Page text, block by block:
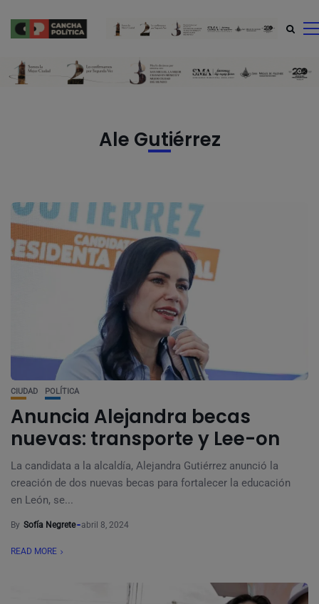
Ale Gutiérrez
CIUDAD POLÍTICA
Anuncia Alejandra becas
nuevas: transporte y Lee-on
La candidata a la alcaldía, Alejandra Gutiérrez anunció la
creación de dos nuevas becas para fortalecer la educación
en León, se...
By Sofía Negrete abril 8, 2024
READ MORE